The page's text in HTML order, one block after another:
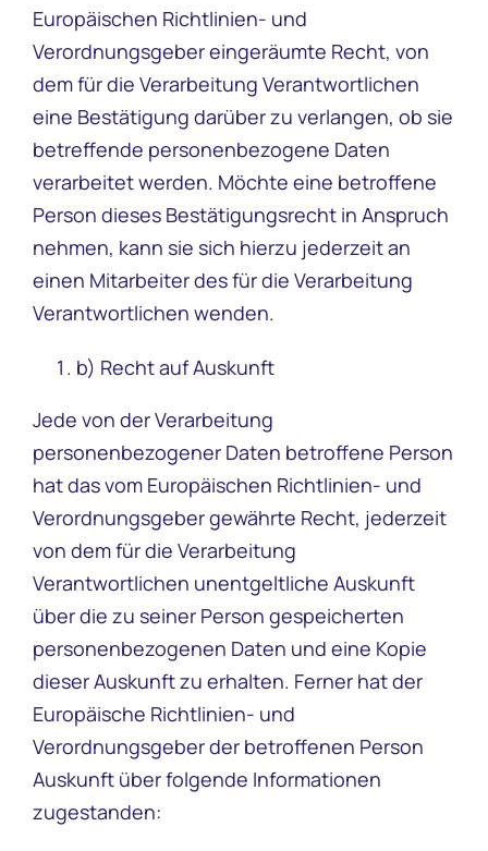
Europäischen Richtlinien- und
Verordnungsgeber eingeräumte Recht, von
dem für die Verarbeitung Verantwortlichen
eine Bestätigung darüber zu verlangen, ob sie
betreffende personenbezogene Daten
verarbeitet werden. Möchte eine betroffene
Person dieses Bestätigungsrecht in Anspruch
nehmen, kann sie sich hierzu jederzeit an
einen Mitarbeiter des für die Verarbeitung
Verantwortlichen wenden.
b) Recht auf Auskunft
Jede von der Verarbeitung
personenbezogener Daten betroffene Person
hat das vom Europäischen Richtlinien- und
Verordnungsgeber gewährte Recht, jederzeit
von dem für die Verarbeitung
Verantwortlichen unentgeltliche Auskunft
über die zu seiner Person gespeicherten
personenbezogenen Daten und eine Kopie
dieser Auskunft zu erhalten. Ferner hat der
Europäische Richtlinien- und
Verordnungsgeber der betroffenen Person
Auskunft über folgende Informationen
zugestanden: